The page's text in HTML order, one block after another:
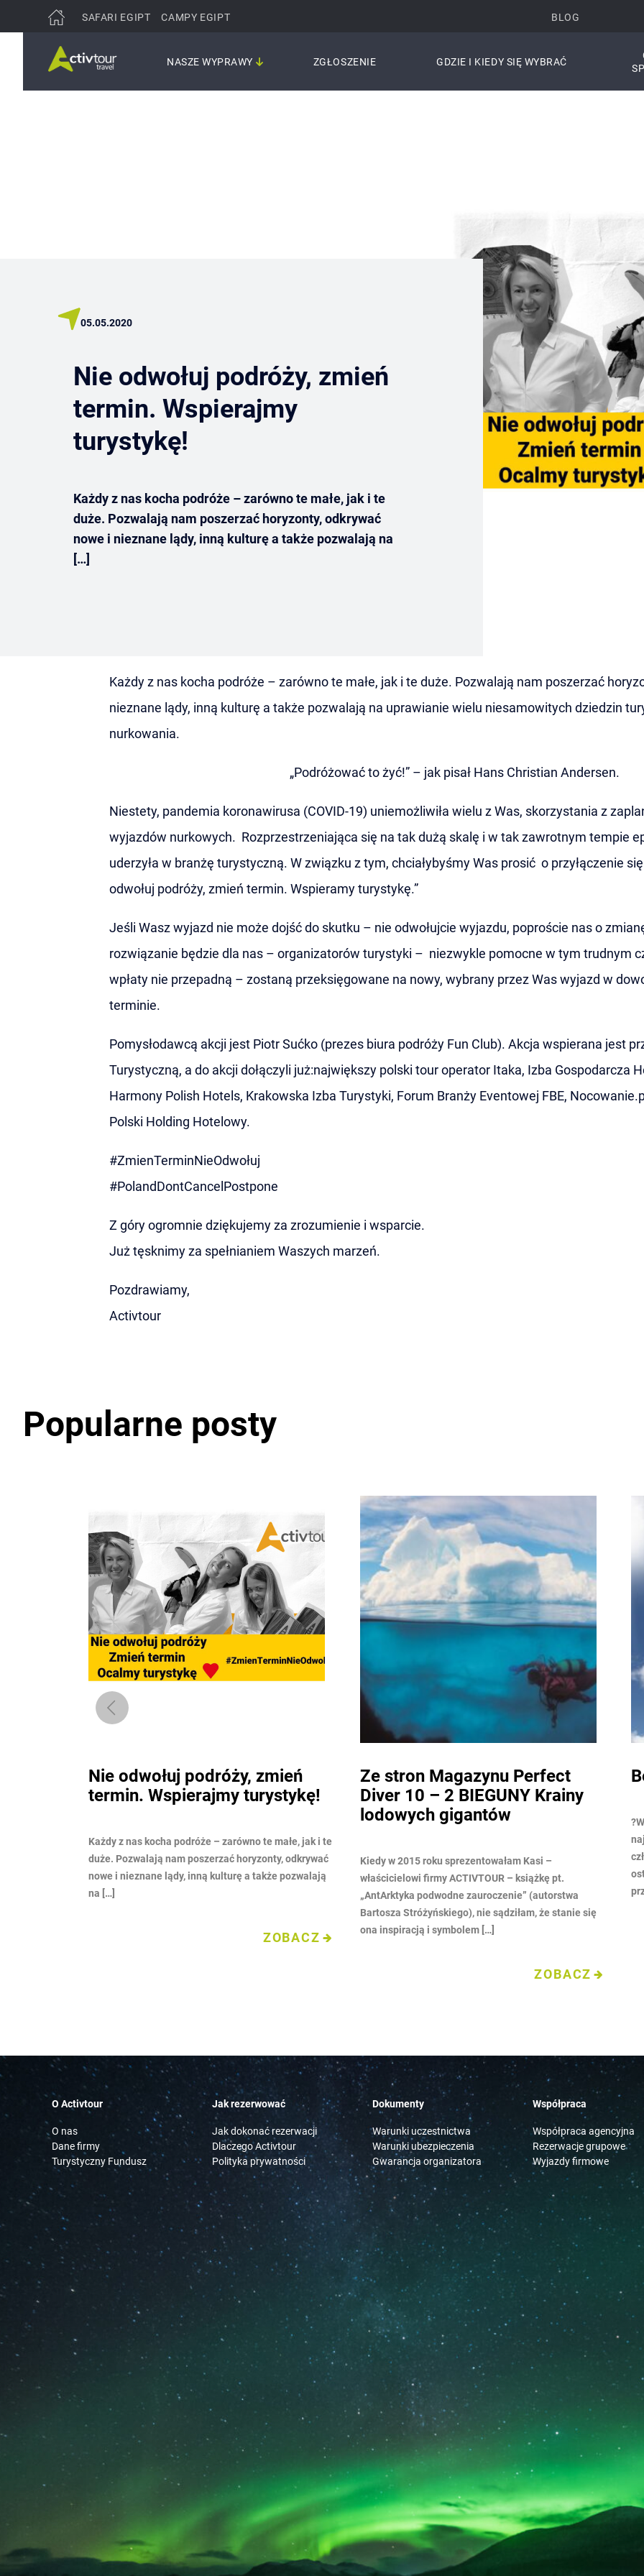
SAFARI EGIPT CAMPY EGIPT
NASZE WYPRAWY ZGŁOSZENIE GDZIE I KIEDY SIĘ WYBRAĆ
BLOG
05.05.2020
Nie odwołuj podróży, zmień
termin. Wspierajmy
turystykę!
Każdy z nas kocha podróże – zarówno te małe, jak i te
duże. Pozwalają nam poszerzać horyzonty, odkrywać
nowe i nieznane lądy, inną kulturę a także pozwalają na
[…]
Każdy z nas kocha podróże – zarówno te małe, jak i te duże. Pozwalają nam poszerzać
nieznane lądy, inną kulturę a także pozwalają na uprawianie wielu niesamowitych dziedzin
nurkowania.
„Podróżować to żyć!” – jak pisał Hans Christian Andersen.
Niestety, pandemia koronawirusa (COVID-19) uniemożliwiła wielu z Was, skorzystania z
wyjazdów nurkowych. Rozprzestrzeniająca się na tak dużą skalę i w tak zawrotnym tempie
uderzyła w branżę turystyczną. W związku z tym, chciałybyśmy Was prosić o przyłączenie
odwołuj podróży, zmień termin. Wspieramy turystykę.”
Jeśli Wasz wyjazd nie może dojść do skutku – nie odwołujcie wyjazdu, poproście nas o
rozwiązanie będzie dla nas – organizatorów turystyki – niezwykle pomocne w tym trudnym
wpłaty nie przepadną – zostaną przeksięgowane na nowy, wybrany przez Was wyjazd w
terminie.
Pomysłodawcą akcji jest Piotr Sućko (prezes biura podróży Fun Club). Akcja wspierana jest
Turystyczną, a do akcji dołączyli już:największy polski tour operator Itaka, Izba Gospodarcza
Harmony Polish Hotels, Krakowska Izba Turystyki, Forum Branży Eventowej FBE,
Polski Holding Hotelowy.
#ZmienTerminNieOdwołuj
#PolandDontCancelPostpone
Z góry ogromnie dziękujemy za zrozumienie i wsparcie.
Już tęsknimy za spełnianiem Waszych marzeń.
Pozdrawiamy,
Activtour
Popularne posty
Ze stron Magazynu Perfect
Diver 10 – 2 BIEGUNY Krainy
Kiedy w 2015 roku sprezentowałam Kasi –
właścicielowi firmy ACTIVTOUR – książkę pt.
„AntArktyka podwodne zauroczenie” (autorstwa
Bezpieczeństwo z Activtour
?WAŻNE INFORMACJE? Bezpieczeństwo i zdrowie są
człowieka – o czym przekonaliśmy się mocno w
ostatnim czasie. Dlatego też, chciałyśmy
przypomnieć o ochronie jaką […]
W
to
O Activtour
O nas
Dane firmy
Turystyczny Fundusz
Jak rezerwować
Jak dokonać rezerwacji
Dlaczego Activtour
Polityka prywatności
Dokumenty
Warunki uczestnictwa
Warunki ubezpieczenia
Gwarancja organizatora
Współpraca
Współpraca agencyjna
Rezerwacje grupowe
Wyjazdy firmowe